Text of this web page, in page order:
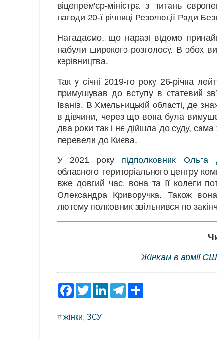
віцепрем'єр-міністра з питань
нагоди 20-ї річниці Резолюції Ради
Нагадаємо, що наразі відомо
набули широкого розголосу. В обох
керівництва.
Так у січні 2019-го року 26-річна
примушував до вступу в статевий
Іванів. В Хмельницькій області, де
в дівчини, через що вона була
два роки так і не дійшла до суду,
перевели до Києва.
У 2021 року підполковник Ольга
обласного територіального центру
вже довгий час, вона та її колеги
Олександра Криворучка. Також
лютому полковник звільнився по
Жінкам в армії
F
a
b
T
w
t
L
T
# жінки, ЗСУ